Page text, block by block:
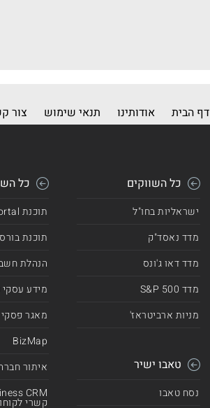
דף הבית אודותינו תנאי שימוש צור
כל השווקים
ישראליות בחו"ל
מדד נאסד"ק
מדד דאו ג'ונס
מדד 500 S&P
מניות ארביטראז'
טאבו ישיר
נסח טאבו
כל
תוכנת Terminal Bizportal
תוכנת
הנהלת
מידע עסקי
מאגר פסקי
BizMap
איתור
קשרי